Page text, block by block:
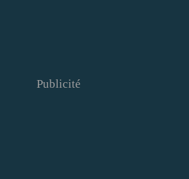
Publicité